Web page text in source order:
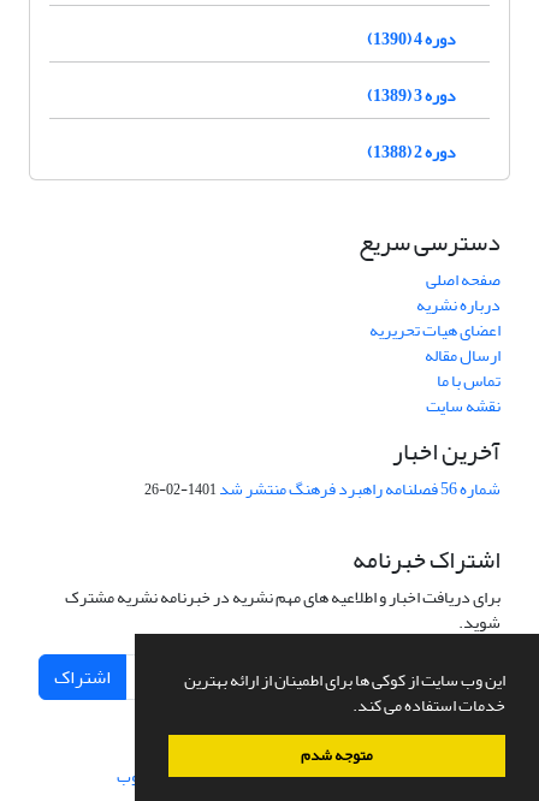
این وب سایت از کوکی ها برای اطمینان از ارائه بهترین
خدمات استفاده می کند.
متوجه شدم
دوره 4 (1390)
دوره 3 (1389)
دوره 2 (1388)
دسترسی سریع
صفحه اصلی
درباره نشریه
اعضای هیات تحریریه
ارسال مقاله
تماس با ما
نقشه سایت
آخرین اخبار
شماره 56 فصلنامه راهبرد فرهنگ منتشر شد 1401-02-26
اشتراک خبرنامه
برای دریافت اخبار و اطلاعیه های مهم نشریه در خبرنامه نشریه مشترک
شوید.
اشتراک
سامانه مدیریت نشریات علمی.طراحی و پیاده سازی از سیناوب